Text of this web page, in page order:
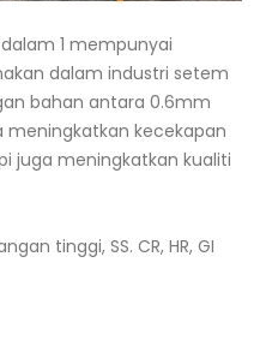
1 mempunyai
dalam industri setem
bahan antara 0.6mm
meningkatkan kecekapan
juga meningkatkan kualiti
tinggi, SS. CR, HR, GI